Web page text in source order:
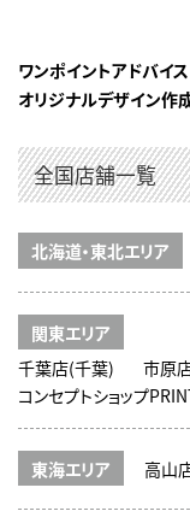
ワンポイントアドバイス
オリジナルデザイン作
全国店舗一覧
北海道・東北エリア
関東エリア
千葉店(千葉)
市原
コンセプトショップ
東海エリア 高山